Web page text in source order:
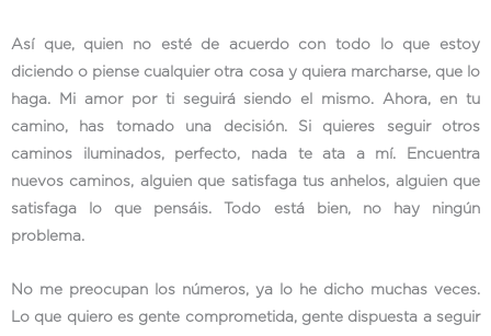
Así que, quien no esté de acuerdo con todo lo que estoy
diciendo o piense cualquier otra cosa y quiera marcharse, que lo
haga. Mi amor por ti seguirá siendo el mismo. Ahora, en tu
camino, has tomado una decisión. Si quieres seguir otros
caminos iluminados, perfecto, nada te ata a mí. Encuentra
nuevos caminos, alguien que satisfaga tus anhelos, alguien que
satisfaga lo que pensáis. Todo está bien, no hay ningún
problema.
No me preocupan los números, ya lo he dicho muchas veces.
Lo que quiero es gente comprometida, gente dispuesta a seguir